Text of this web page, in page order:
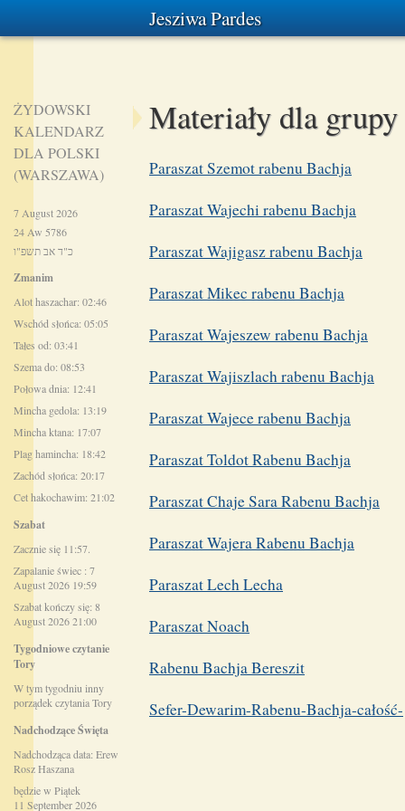
Jesziwa Pardes
ŻYDOWSKI
KALENDARZ
DLA POLSKI
(WARSZAWA)
7 August 2026
24 Aw 5786
כ"ד אב תשפ"ו
Zmanim
Alot haszachar: 02:46
Wschód słońca: 05:05
Tałes od: 03:41
Szema do: 08:53
Połowa dnia: 12:41
Mincha gedola: 13:19
Mincha ktana: 17:07
Plag hamincha: 18:42
Zachód słońca: 20:17
Cet hakochawim: 21:02
Szabat
Zacznie się 11:57.
Zapalanie świec : 7
August 2026 19:59
Szabat kończy się: 8
August 2026 21:00
Tygodniowe czytanie
Tory
W tym tygodniu inny
porządek czytania Tory
Nadchodzące Święta
Nadchodząca data: Erew
Rosz Haszana
będzie w Piątek
11 September 2026
Materiały dla
Paraszat Szemot rabenu Bachja
Paraszat Wajechi rabenu Bachja
Paraszat Wajigasz rabenu Bachja
Paraszat Mikec rabenu Bachja
Paraszat Wajeszew rabenu Bachja
Paraszat Wajiszlach rabenu Bachja
Paraszat Wajece rabenu Bachja
Paraszat Toldot Rabenu Bachja
Paraszat Chaje Sara Rabenu Bachja
Paraszat Wajera Rabenu Bachja
Paraszat Lech Lecha
Paraszat Noach
Rabenu Bachja Bereszit
Sefer-Dewarim-Rabenu-Bachja-całość-